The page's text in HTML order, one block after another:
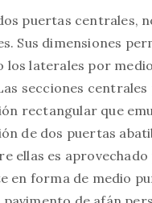
puertas centrales,
Sus dimensiones
laterales por
secciones
rectangular que
de dos puertas
ellas es aprovechado
en forma de medio